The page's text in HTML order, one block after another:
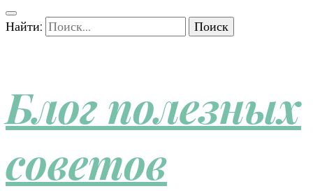
Найти:
Блог полезных
советов